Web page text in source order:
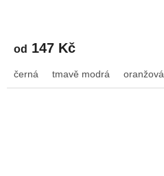
od 147 Kč
černá tmavě modrá oranžová